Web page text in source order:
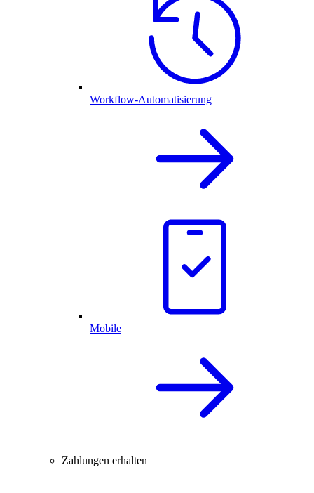
Workflow-Automatisierung
Mobile
Zahlungen erhalten